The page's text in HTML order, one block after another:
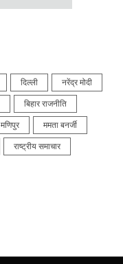
दिल्ली नरेंद्र मोदी
बिहार राजनीति
मणिपुर ममता बनर्जी
राष्ट्रीय समाचार